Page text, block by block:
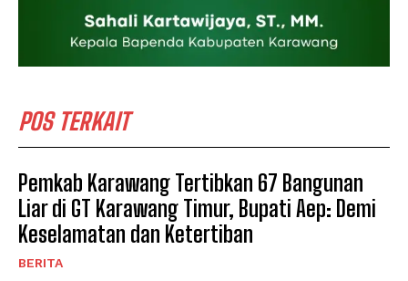
POS TERKAIT
Pemkab Karawang Tertibkan 67 Bangunan
Liar di GT Karawang Timur, Bupati Aep: Demi
Keselamatan dan Ketertiban
BERITA